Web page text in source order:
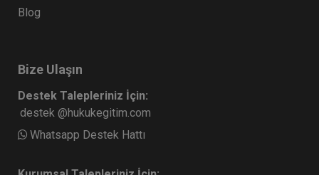
Blog
Bize Ulaşın
Destek Talepleriniz İçin:
destek @hukukegitim.com
Whatsapp Destek Hattı